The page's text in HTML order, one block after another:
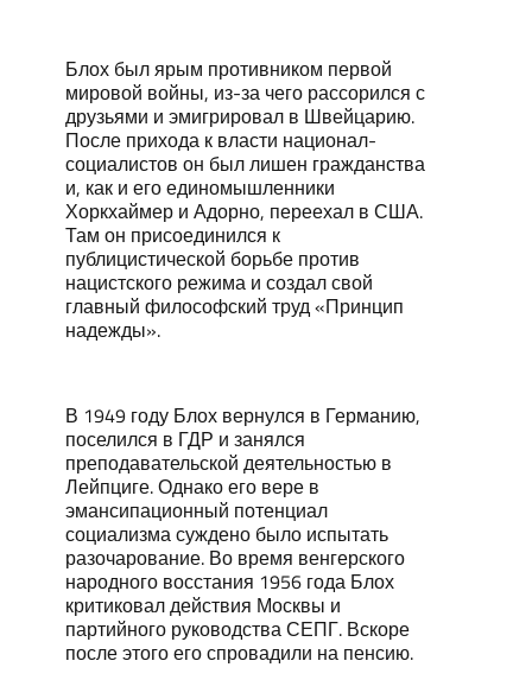
Блох был ярым противником первой
мировой войны, из-за чего рассорился с
друзьями и эмигрировал в Швейцарию.
После прихода к власти национал-
социалистов он был лишен гражданства
и, как и его единомышленники
Хоркхаймер и Адорно, переехал в США.
Там он присоединился к
публицистической борьбе против
нацистского режима и создал свой
главный философский труд «Принцип
надежды».
В 1949 году Блох вернулся в Германию,
поселился в ГДР и занялся
преподавательской деятельностью в
Лейпциге. Однако его вере в
эмансипационный потенциал
социализма суждено было испытать
разочарование. Во время венгерского
народного восстания 1956 года Блох
критиковал действия Москвы и
партийного руководства СЕПГ. Вскоре
после этого его спровадили на пенсию.